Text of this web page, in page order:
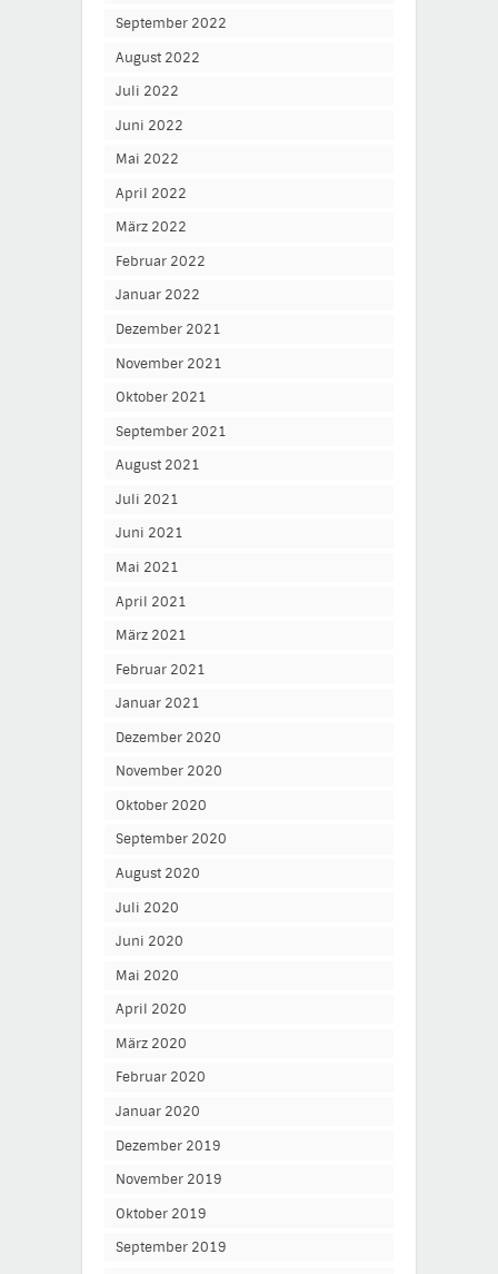
September 2022
August 2022
Juli 2022
Juni 2022
Mai 2022
April 2022
März 2022
Februar 2022
Januar 2022
Dezember 2021
November 2021
Oktober 2021
September 2021
August 2021
Juli 2021
Juni 2021
Mai 2021
April 2021
März 2021
Februar 2021
Januar 2021
Dezember 2020
November 2020
Oktober 2020
September 2020
August 2020
Juli 2020
Juni 2020
Mai 2020
April 2020
März 2020
Februar 2020
Januar 2020
Dezember 2019
November 2019
Oktober 2019
September 2019